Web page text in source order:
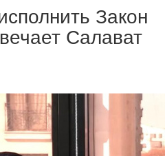
Закон
Салават